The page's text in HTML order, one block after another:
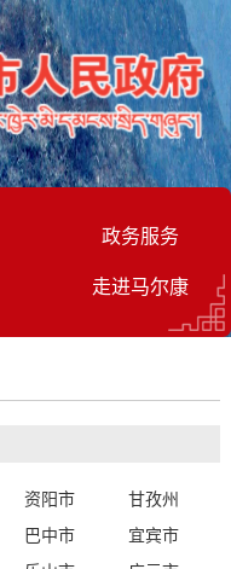
政务服务
走进马尔康
资阳市
甘孜州
巴中市
宜宾市